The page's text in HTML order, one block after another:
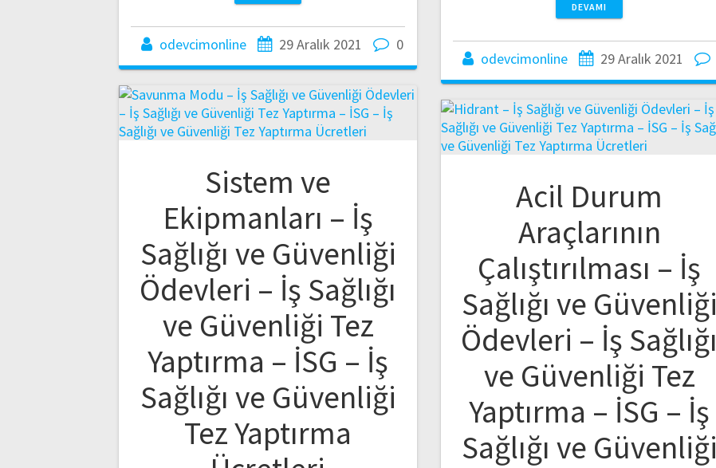
odevcimonline 29 Aralık 2021 0
DEVAMI
odevcimonline 29 Aralık 2021
Sistem ve
Ekipmanları – İş
Sağlığı ve Güvenliği
Ödevleri – İş Sağlığı
ve Güvenliği Tez
Yaptırma – İSG – İş
Sağlığı ve Güvenliği
Tez Yaptırma
Acil Durum
Araçlarının
Çalıştırılması – İş
Sağlığı ve Güvenliği
Ödevleri – İş Sağlığı
ve Güvenliği Tez
Yaptırma – İSG – İş
Sağlığı ve Güvenliği